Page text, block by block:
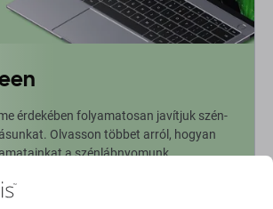
érdekében folyamatosan javítjuk szén-
Olvasson többet arról, hogyan
a szénlábnyomunk